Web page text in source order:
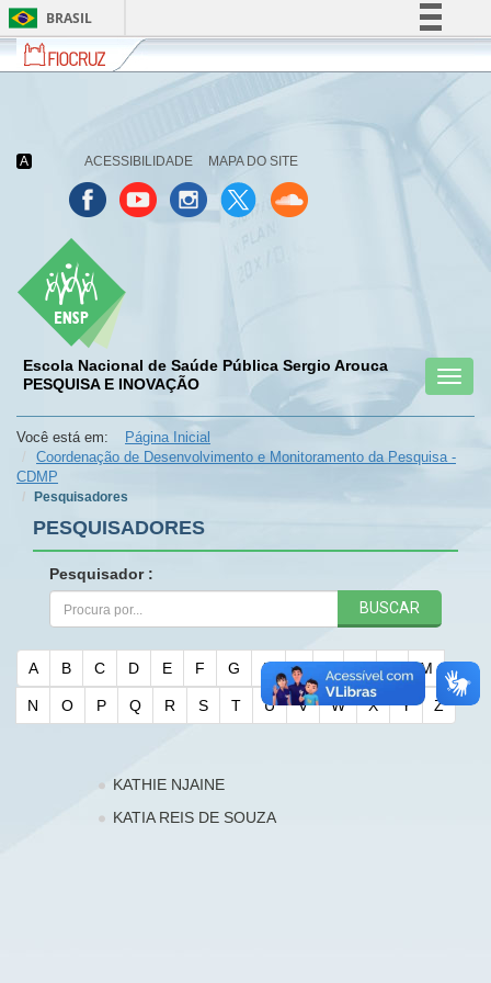
BRASIL
Simplifique!
Acesso à informação
Fiocruz
Fale
com
A ACESSIBILIDADE MAPA DO SITE
Escola Nacional de Saúde Pública Sergio Arouca
PESQUISA E INOVAÇÃO
menu
menu
menu
celular
Você está em:
Página Inicial
Coordenação de Desenvolvimento e Monitoramento da Pesquisa -
CDMP
Pesquisadores
PESQUISADORES
Pesquisador :
BUSCAR
A B C D E F G H I J K M
N O P Q R S T U V W X Y Z
KATHIE NJAINE
KATIA REIS DE SOUZA